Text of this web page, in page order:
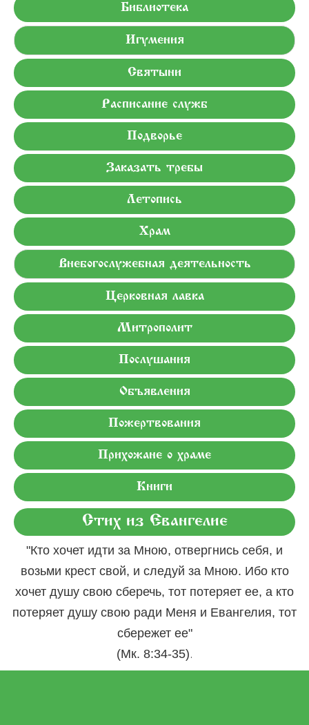
Библиотека
Игумения
Святыни
Расписание служб
Подворье
Заказать требы
Летопись
Храм
Внебогослужебная деятельность
Церковная лавка
Митрополит
Послушания
Объявления
Пожертвования
Прихожане о храме
Книги
Стих из Евангелие
"Кто хочет идти за Мною, отвергнись себя, и
возьми крест свой, и следуй за Мною. Ибо кто
хочет душу свою сберечь, тот потеряет ее, а кто
потеряет душу свою ради Меня и Евангелия, тот
сбережет ее"
(Мк. 8:34-35).